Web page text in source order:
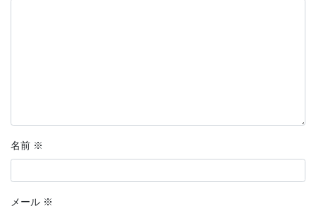
名前 ※
メール ※